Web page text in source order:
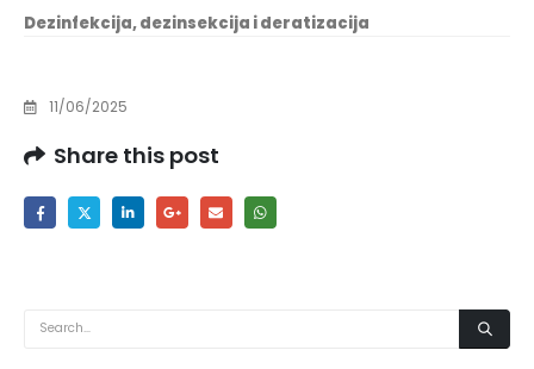
Dezinfekcija, dezinsekcija i deratizacija
11/06/2025
Share this post